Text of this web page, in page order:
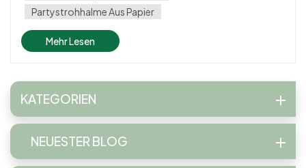
Partystrohhalme Aus Papier
Mehr Lesen
KATEGORIEN
NEUESTER BLOG